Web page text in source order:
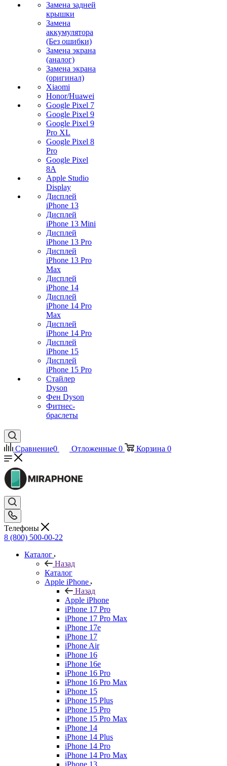
Замена задней
крышки
Замена
аккумулятора
(Без ошибки)
Замена экрана
(аналог)
Замена экрана
(оригинал)
Xiaomi
Honor/Huawei
Google Pixel 7
Google Pixel 9
Google Pixel 9
Pro XL
Google Pixel 8
Pro
Google Pixel
8A
Apple Studio
Display
Дисплей
iPhone 13
Дисплей
iPhone 13 Mini
Дисплей
iPhone 13 Pro
Дисплей
iPhone 13 Pro
Max
Дисплей
iPhone 14
Дисплей
iPhone 14 Pro
Max
Дисплей
iPhone 14 Pro
Дисплей
iPhone 15
Дисплей
iPhone 15 Pro
Стайлер
Dyson
Фен Dyson
Фитнес-
браслеты
Сравнение0 Отложенные 0 Корзина 0
Телефоны
8 (800) 500-00-22
Каталог
Назад
Каталог
Apple iPhone
Назад
Apple iPhone
iPhone 17 Pro
iPhone 17 Pro Max
iPhone 17e
iPhone 17
iPhone Air
iPhone 16
iPhone 16e
iPhone 16 Pro
iPhone 16 Pro Max
iPhone 15
iPhone 15 Plus
iPhone 15 Pro
iPhone 15 Pro Max
iPhone 14
iPhone 14 Plus
iPhone 14 Pro
iPhone 14 Pro Max
iPhone 13